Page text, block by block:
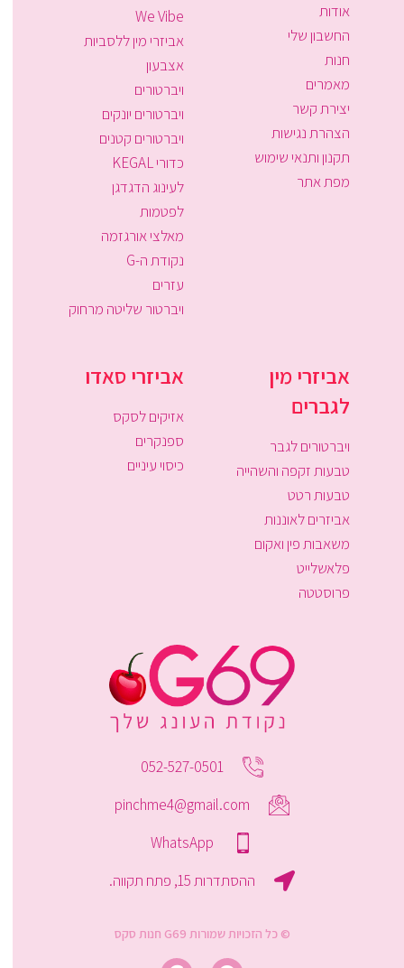
אודות
החשבון שלי
חנות
מאמרים
יצירת קשר
הצהרת נגישות
תקנון ותנאי שימוש
מפת אתר
We Vibe
אביזרי מין ללסביות
אצבעון
ויברטורים
ויברטורים יונקים
ויברטורים קטנים
כדורי KEGAL
לעינוג הדגדגן
לפטמות
מאלצי אורגזמה
נקודת ה-G
עזרים
ויברטור שליטה מרחוק
אביזרי מין
לגברים
ויברטורים לגבר
טבעות זקפה והשהייה
טבעות רטט
אביזרים לאוננות
משאבות פין ואקום
פלאשלייט
פרוסטטה
אביזרי סאדו
אזיקים לסקס
ספנקרים
כיסוי עיניים
052-527-0501
pinchme4@gmail.com
WhatsApp
ההסתדרות 15, פתח תקווה.
© כל הזכויות שמורות G69 חנות סקס